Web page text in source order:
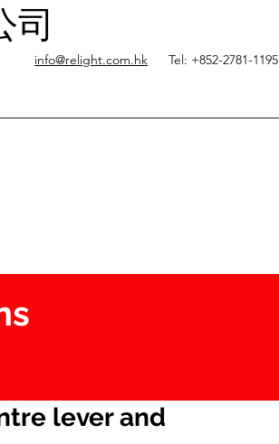
司
info@relight.com.hk Tel: +852-2781-1195
lever and